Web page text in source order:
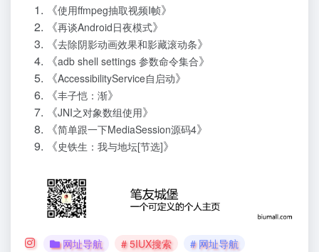
《使用ffmpeg抽取视频I帧》
《再谈Android日夜模式》
《去除阴影动画效果和影藏滚动条》
《adb shell settings 参数命令集合》
《AccessibilityService自启动》
《丰子恺：渐》
《JNI之对象数组使用》
《简单跟一下MediaSession源码4》
《史铁生：我与地坛[节选]》
网址导航 # 5IUX搜索 # 网址导航